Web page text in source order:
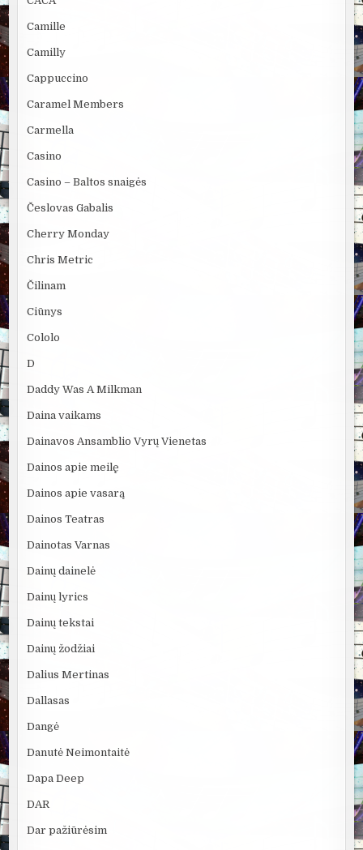
Camille
Camilly
Cappuccino
Caramel Members
Carmella
Casino
Casino – Baltos snaigės
Česlovas Gabalis
Cherry Monday
Chris Metric
Čilinam
Ciūnys
Cololo
D
Daddy Was A Milkman
Daina vaikams
Dainavos Ansamblio Vyrų Vienetas
Dainos apie meilę
Dainos apie vasarą
Dainos Teatras
Dainotas Varnas
Dainų dainelė
Dainų lyrics
Dainų tekstai
Dainų žodžiai
Dalius Mertinas
Dallasas
Dangė
Danutė Neimontaitė
Dapa Deep
DAR
Dar pažiūrėsim